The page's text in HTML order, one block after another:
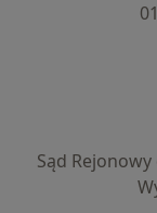
Sąd